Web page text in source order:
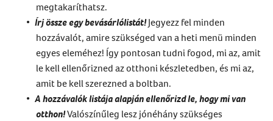
megtakaríthatsz.
Írj össze egybevásárlólistát!Jegyezz fel minden
hozzávalót, amire szükséged van a heti menü minden
egyes eleméhez! Így pontosan tudni fogod, mi az, amit
le kell ellenőrizned az otthoni készletedben, és mi az,
amit be kell szerezned a boltban.
A hozzávalók listája alapján ellenőrizd le, hogy mi van
otthon!Valószínűleg lesz jónéhány szükséges